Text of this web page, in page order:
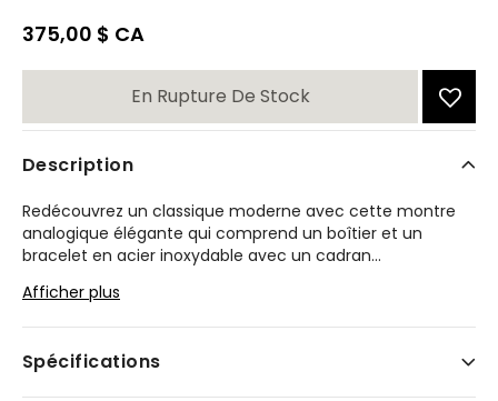
375,00 $ CA
En Rupture De Stock
Description
Redécouvrez un classique moderne avec cette montre
analogique élégante qui comprend un boîtier et un
bracelet en acier inoxydable avec un cadran...
sphérique, un indicateur de date ainsi qu'une
hydrorésistance jusqu'à 100 mètres complètent le look.
Modèle #:BM7310-56H
Afficher plus
Spécifications